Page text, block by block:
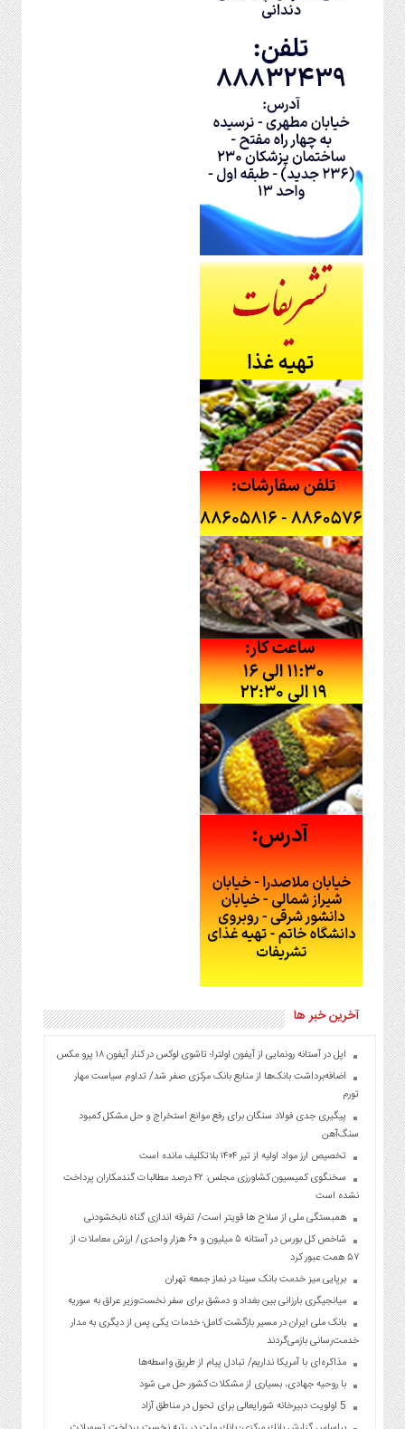
آخرین خبر ها
اپل در آستانه رونمایی از آیفون اولترا؛ تاشوی لوکس در کنار آیفون ۱۸ پرو مکس
اضافه‌برداشت بانک‌ها از منابع بانک مرکزی صفر شد/ تداوم سیاست مهار
تورم
پیگیری جدی فولاد سنگان برای رفع موانع استخراج و حل مشکل کمبود
سنگ‌آهن
تخصیص ارز مواد اولیه از تیر ۱۴۰۴ بلاتکلیف مانده است
سخنگوی کمیسیون کشاورزی مجلس: ۴۲ درصد مطالبات گندمکاران پرداخت
نشده است
همبستگی ملی از سلاح ها قویتر است/ تفرقه اندازی گناه نابخشودنی
شاخص کل بورس در آستانه ۵ میلیون و ۶۰ هزار واحدی/ ارزش معاملات از
۵۷ همت عبور کرد
برپایی میز خدمت بانک سینا در نماز جمعه تهران
میانجیگری بارزانی بین بغداد و دمشق برای سفر نخست‌وزیر عراق به سوریه
بانک ملی ایران در مسیر بازگشت کامل؛ خدمات یکی پس از دیگری به مدار
خدمت‌رسانی بازمی‌گردند
مذاکره‌ای با آمریکا نداریم/ تبادل پیام از طریق واسطه‌ها
با روحیه جهادی، بسیاری از مشکلات کشور حل می شود
5 اولویت دبیرخانه شورایعالی برای تحول در مناطق آزاد